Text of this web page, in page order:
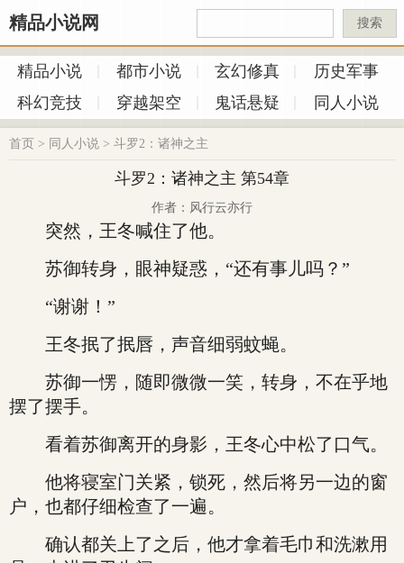
精品小说网 搜索
精品小说 都市小说 玄幻修真
历史军事
科幻竞技
穿越架空 鬼话悬疑 同人小说
首页 > 同人小说 > 斗罗2：诸神之主
斗罗2：诸神之主 第54章
作者：风行云亦行
突然，王冬喊住了他。
苏御转身，眼神疑惑，“还有事儿吗？”
“谢谢！”
王冬抿了抿唇，声音细弱蚊蝇。
苏御一愣，随即微微一笑，转身，不在乎地
摆了摆手。
看着苏御离开的身影，王冬心中松了口气。
他将寝室门关紧，锁死，然后将另一边的窗
户，也都仔细检查了一遍。
确认都关上了之后，他才拿着毛巾和洗漱用